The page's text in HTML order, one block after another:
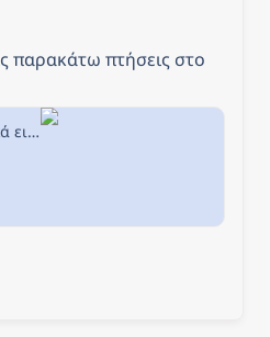
Φτηνά αεροπορικά εισιτήρια από Αθήνα προς Γενεύη στην Skyscanner